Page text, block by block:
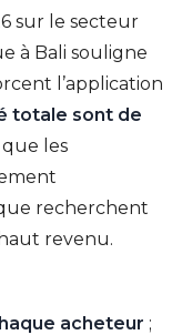
sur le secteur
à Bali souligne
l’application
totale sont de
que les
recherchent
revenu.
acheteur ;